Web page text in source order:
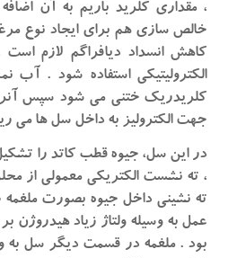
، مقداری کلرید باریم به آن
خالص سازی هم برای ایجاد نوع
کاهش انسداد دیافراگم لازم
الکترولیتیکی استفاده شود . آب
کلریدریک ختنی می شود سپس
جهت الکترولیز به داخل سل ها می
در این سل، جیوه قطب کاتد را
، ته نشست الکتریکی معمولی از
ته نشینی داخل جیوه بصورت
عمل به وسیله ولتاژ زیاد هیدروژن
بود . ملغمه در قسمت دیگر سل به